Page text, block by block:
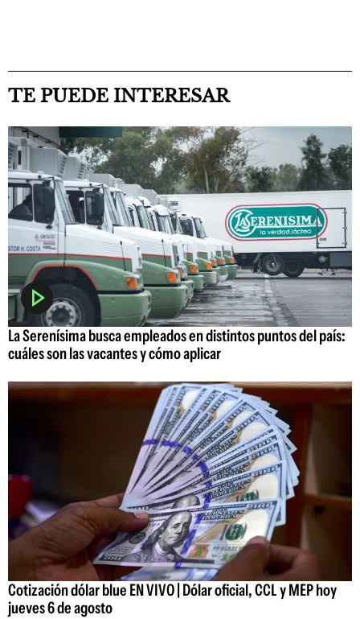
TE PUEDE INTERESAR
La Serenísima busca empleados en distintos puntos del país:
cuáles son las vacantes y cómo aplicar
Cotización dólar blue EN VIVO | Dólar oficial, CCL y MEP hoy
jueves 6 de agosto